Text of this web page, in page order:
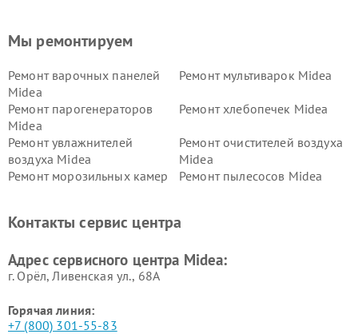
Мы ремонтируем
Ремонт варочных панелей
Midea
Ремонт мультиварок Midea
Ремонт парогенераторов
Midea
Ремонт хлебопечек Midea
Ремонт увлажнителей
воздуха Midea
Ремонт очистителей воздуха
Midea
Ремонт морозильных камер
Ремонт пылесосов Midea
пылесосов Midea
Midea
Контакты сервис центра
Адрес сервисного центра Midea:
г. Орёл, Ливенская ул., 68А
Горячая линия:
+7 (800) 301-55-83